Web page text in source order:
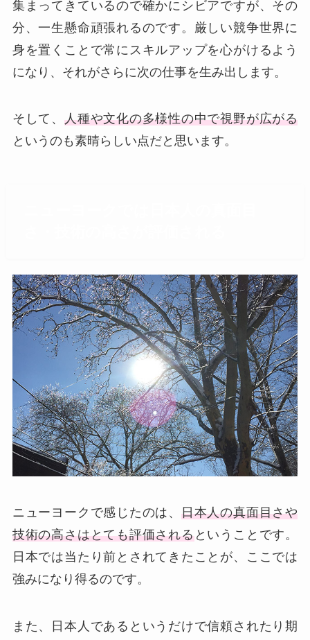
集まってきているので確かにシビアですが、その
分、一生懸命頑張れるのです。厳しい競争世界に
身を置くことで常にスキルアップを心がけるよう
になり、それがさらに次の仕事を生み出します。
そして、 人種や文化の多様性の中で視野が広がる
というのも素晴らしい点だと思います。
ニューヨークで感じたのは、 日本人の真面目さや
技術の高さはとても評価されるということです。
日本では当たり前とされてきたことが、ここでは
強みになり得るのです。
また、日本人であるというだけで信頼されたり期